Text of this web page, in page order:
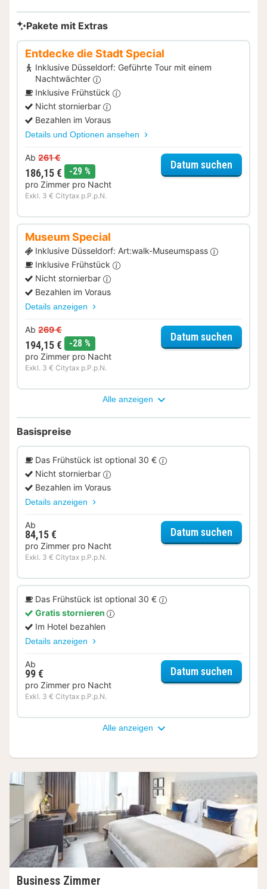
Pakete mit Extras
Entdecke die Stadt Special
Inklusive Düsseldorf: Geführte Tour mit einem
Nachtwächter
Inklusive Frühstück
Nicht stornierbar
Bezahlen im Voraus
Details und Optionen ansehen
Ab 261 €
186,15 € -29 %
pro Zimmer pro Nacht
Exkl. 3 € Citytax p.P.p.N.
Datum suchen
Museum Special
Inklusive Düsseldorf: Art:walk-Museumspass
Inklusive Frühstück
Nicht stornierbar
Bezahlen im Voraus
Details anzeigen
Ab 269 €
194,15 € -28 %
pro Zimmer pro Nacht
Exkl. 3 € Citytax p.P.p.N.
Datum suchen
Alle anzeigen
Basispreise
Das Frühstück ist optional 30 €
Nicht stornierbar
Bezahlen im Voraus
Details anzeigen
Ab
84,15 €
pro Zimmer pro Nacht
Exkl. 3 € Citytax p.P.p.N.
Datum suchen
Das Frühstück ist optional 30 €
Gratis stornieren
Im Hotel bezahlen
Details anzeigen
Ab
99 €
pro Zimmer pro Nacht
Exkl. 3 € Citytax p.P.p.N.
Datum suchen
Alle anzeigen
Business Zimmer